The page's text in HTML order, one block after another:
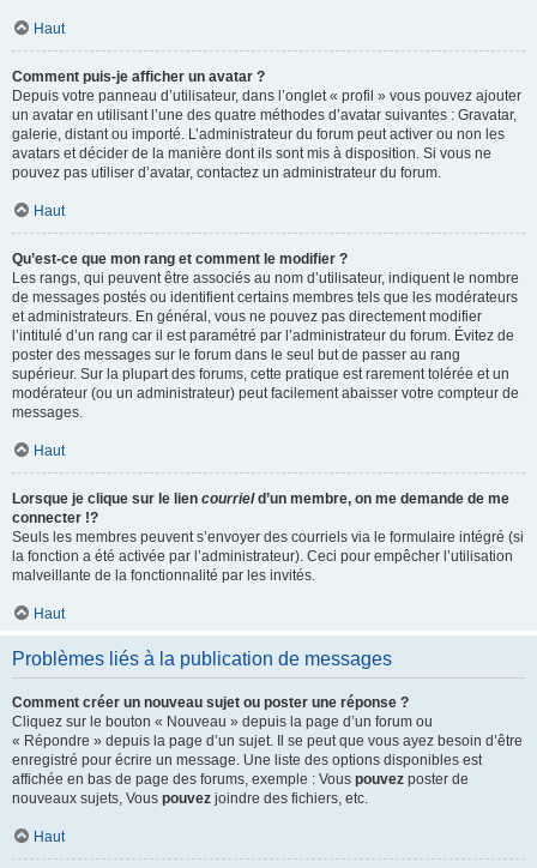
Haut
Comment puis-je afficher un avatar ?
Depuis votre panneau d’utilisateur, dans l’onglet « profil » vous pouvez ajouter
un avatar en utilisant l’une des quatre méthodes d’avatar suivantes : Gravatar,
galerie, distant ou importé. L’administrateur du forum peut activer ou non les
avatars et décider de la manière dont ils sont mis à disposition. Si vous ne
pouvez pas utiliser d’avatar, contactez un administrateur du forum.
Haut
Qu’est-ce que mon rang et comment le modifier ?
Les rangs, qui peuvent être associés au nom d’utilisateur, indiquent le nombre
de messages postés ou identifient certains membres tels que les modérateurs
et administrateurs. En général, vous ne pouvez pas directement modifier
l’intitulé d’un rang car il est paramétré par l’administrateur du forum. Évitez de
poster des messages sur le forum dans le seul but de passer au rang
supérieur. Sur la plupart des forums, cette pratique est rarement tolérée et un
modérateur (ou un administrateur) peut facilement abaisser votre compteur de
messages.
Haut
Lorsque je clique sur le lien courrield’un membre, on me demande de me
connecter !?
Seuls les membres peuvent s’envoyer des courriels via le formulaire intégré (si
la fonction a été activée par l’administrateur). Ceci pour empêcher l’utilisation
malveillante de la fonctionnalité par les invités.
Haut
Problèmes liés à la publication de messages
Comment créer un nouveau sujet ou poster une réponse ?
Cliquez sur le bouton « Nouveau » depuis la page d’un forum ou
« Répondre » depuis la page d’un sujet. Il se peut que vous ayez besoin d’être
enregistré pour écrire un message. Une liste des options disponibles est
affichée en bas de page des forums, exemple : Vous pouvez poster de
nouveaux sujets, Vous pouvez joindre des fichiers, etc.
Haut